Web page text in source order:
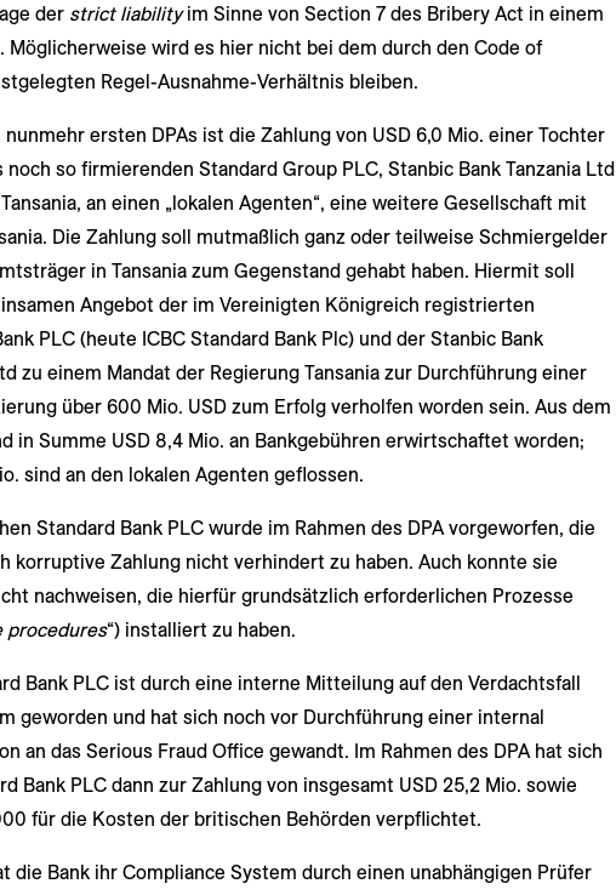
der strict liabilityim Sinne von Section 7 des Bribery Act in einem
Möglicherweise wird es hier nicht bei dem durch den Code of
Regel-Ausnahme-Verhältnis bleiben.
nunmehr ersten DPAs ist die Zahlung von USD 6,0 Mio. einer Tochter
noch so firmierenden Standard Group PLC, Stanbic Bank Tanzania Ltd
an einen „lokalen Agenten“, eine weitere Gesellschaft mit
Die Zahlung soll mutmaßlich ganz oder teilweise Schmiergelder
in Tansania zum Gegenstand gehabt haben. Hiermit soll
Angebot der im Vereinigten Königreich registrierten
PLC (heute ICBC Standard Bank Plc) und der Stanbic Bank
zu einem Mandat der Regierung Tansania zur Durchführung einer
über 600 Mio. USD zum Erfolg verholfen worden sein. Aus dem
in Summe USD 8,4 Mio. an Bankgebühren erwirtschaftet worden;
sind an den lokalen Agenten geflossen.
Standard Bank PLC wurde im Rahmen des DPA vorgeworfen, die
korruptive Zahlung nicht verhindert zu haben. Auch konnte sie
nachweisen, die hierfür grundsätzlich erforderlichen Prozesse
procedures“) installiert zu haben.
Bank PLC ist durch eine interne Mitteilung auf den Verdachtsfall
geworden und hat sich noch vor Durchführung einer internal
an das Serious Fraud Office gewandt. Im Rahmen des DPA hat sich
Bank PLC dann zur Zahlung von insgesamt USD 25,2 Mio. sowie
für die Kosten der britischen Behörden verpflichtet.
die Bank ihr Compliance System durch einen unabhängigen Prüfer